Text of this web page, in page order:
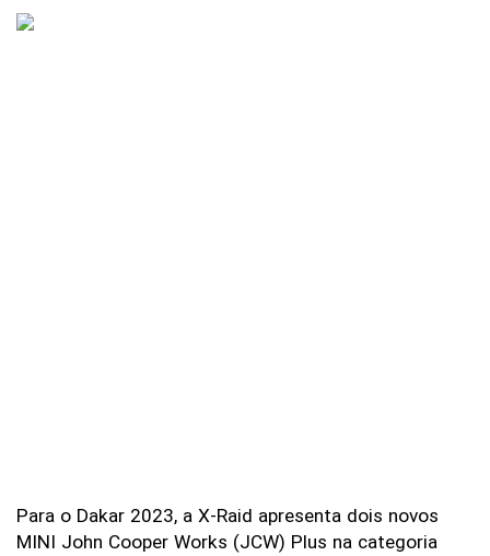
Para o Dakar 2023, a X-Raid apresenta dois novos
MINI John Cooper Works (JCW) Plus na categoria